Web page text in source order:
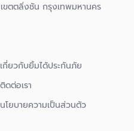
ขตตลิ่งชัน กรุงเทพมหานคร
เกี่ยวกับยิ้มได้ประกันภัย
ติดต่อเรา
นโยบายความเป็นส่วนตัว